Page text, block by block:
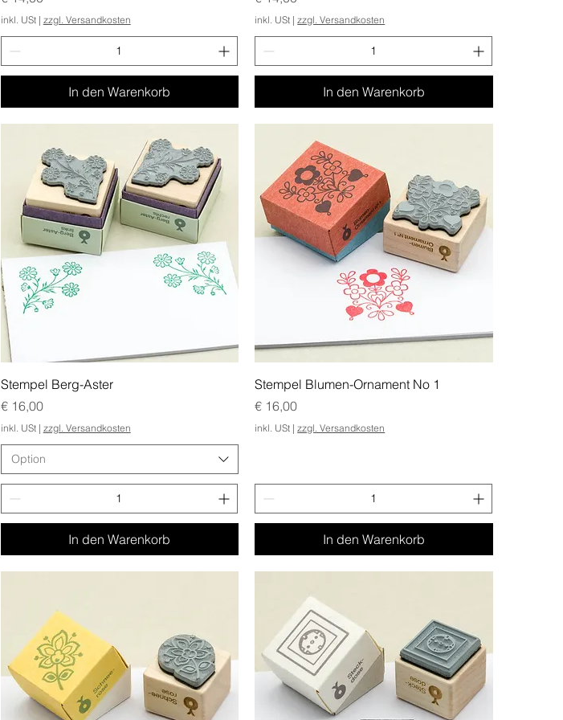
inkl. USt| zzgl. Versandkosten
In den Warenkorb
inkl. USt |zzgl. Versandkosten
In den Warenkorb
Stempel Berg-Aster
Preis
€ 16,00
inkl. USt| zzgl. Versandkosten
Option
In den Warenkorb
Stempel Blumen-Ornament No 1
Preis
€ 16,00
inkl. USt | zzgl. Versandkosten
In den Warenkorb